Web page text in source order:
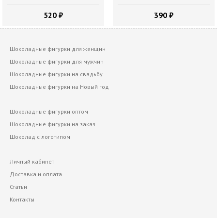
520 ₽ 390 ₽
Шоколадные фигурки для женщин
Шоколадные фигурки для мужчин
Шоколадные фигурки на свадьбу
Шоколадные фигурки на Новый год
Шоколадные фигурки оптом
Шоколадные фигурки на заказ
Шоколад с логотипом
Личный кабинет
Доставка и оплата
Статьи
Контакты